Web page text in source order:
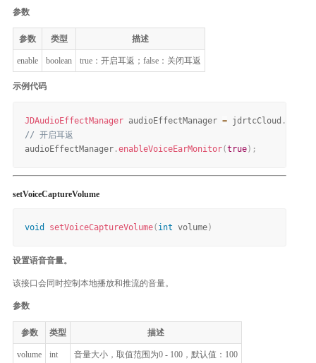
参数
参数 类型 描述
enable boolean true：开启耳返；false：关闭耳返
示例代码
JDAudioEffectManager audioEffectManager = jdrtcCloud .
// 开启耳返
audioEffectManager .enableVoiceEarMonitor(true) ;
setVoiceCaptureVolume
void setVoiceCaptureVolume( int volume)
设置语音音量。
该接口会同时控制本地播放和推流的音量。
参数
参数 类型 描述
volume int 音量大小，取值范围为0 - 100，默认值：100